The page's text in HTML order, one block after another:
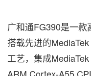
广和通FG390是一
搭载先进的
工艺，集成